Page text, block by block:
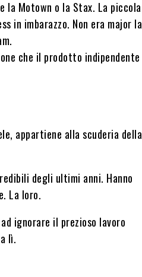
la Motown o la Stax. La piccola
in imbarazzo. Non era major la
che il prodotto indipendente
appartiene alla scuderia della
degli ultimi anni. Hanno
La loro.
ignorare il prezioso lavoro
lì.